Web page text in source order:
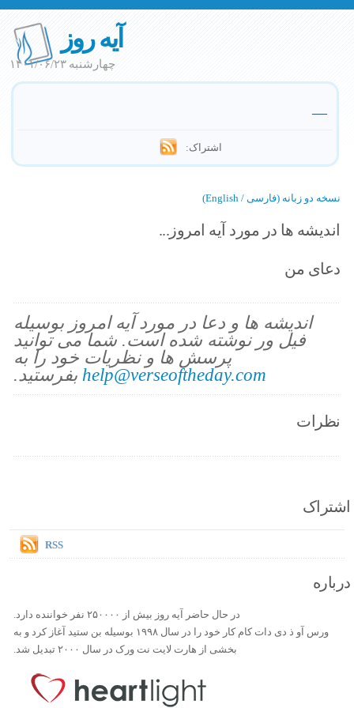
آیه روز
چهارشنبه ۱۴۰۱/۰۶/۲۳
—
اشتراک:
نسخه دو زبانه (فارسی / English)
اندیشه ها در مورد آیه امروز...
دعای من
اندیشه ها و دعا در مورد آیه امروز بوسیله
فیل ور نوشته شده است. شما می توانید
پرسش ها و نظریات خود را به
help@verseoftheday.com بفرستید.
نظرات
اشتراک
RSS
درباره
در حال حاضر آیه روز بیش از ۲۵۰۰۰۰ نفر خواننده دارد.
ورس آو ذ دی دات کام کار خود را در سال ۱۹۹۸ بوسیله بن ستید آغاز کرد و به
بخشی از هارت لایت نت ورک در سال ۲۰۰۰ تبدیل شد.